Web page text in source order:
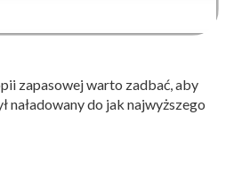
zapasowej warto zadbać, aby
naładowany do jak najwyższego